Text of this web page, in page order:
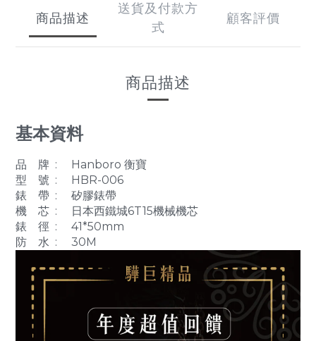
商品描述
送貨及付款方
式
顧客評價
商品描述
基本資料
品 牌 : Hanboro 衡寶
型 號 : HBR-006
錶 帶 : 矽膠錶帶
機 芯 : 日本西鐵城6T15機械機芯
錶 徑 : 41*50mm
防 水 : 30M